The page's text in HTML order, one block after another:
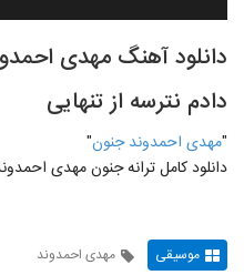
دانلود آهنگ مهدی
دادم نترسه از تنهایی
"مهدی احمدوند جنون"
دانلود کامل ترانه جنون مهدی
موسیقی مهدی احمدوند